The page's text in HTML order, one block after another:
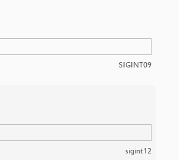
SIGINT09
sigint12